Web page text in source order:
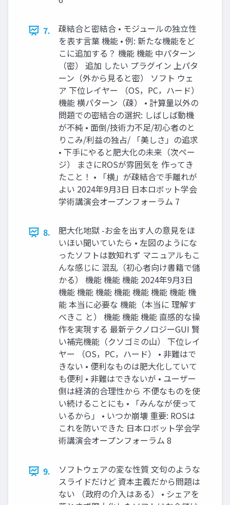
7.
疎結合と密結合 • モジュールの独立性
を表す言葉 機能 • 例: 新たな機能をど
こに追加する？ 機能 機能 中パターン
（密） 追加 したい プラグイン 上パタ
ーン（外から見ると密） ソフト ウェ
ア 下位レイヤー （OS，PC，ハード）
機能 横パターン（疎） • 計算量以外の
問題での密結合の選択: しばしば動機
が不純 • 面倒/技術力不足/初心者のと
りこみ/利益の独占/ 「美しさ」の追求
• 下手にやると肥大化の未来（次ペー
ジ） まさにROSが雰囲気を 作ってき
たこと！ • 「横」が疎結合で手離れが
よい 2024年9月3日 日本ロボット学会
学術講演会オープンフォーラム 7
8.
肥大化地獄 -お金を出す人の意見をほ
いほい聞いていたら • 左図のようにな
ったソフトは数知れず マニュアルもこ
んな感じに 混乱（初心者向け書籍で儲
かる） 機能 機能 機能 2024年9月3日
機能 機能 機能 機能 機能 機能 機能 機
能 本当に必要な 機能（本当に 理解す
べきこ と） 機能 機能 機能 直感的な操
作を実現する 最新テクノロジーGUI 賢
い補完機能（クソゴミの山） 下位レイ
ヤー （OS，PC，ハード） • 非難はで
きない • 便利なものは肥大化していて
も便利 • 非難はできないが • ユーザー
側は経済的合理性から 不便なものを使
い続けることにも • 「みんなが使って
いるから」 • いつか崩壊 重要: ROSは
これを防いできた 日本ロボット学会学
術講演会オープンフォーラム 8
9.
ソフトウェアの変な性質 文句のような
スライドだけど 資本主義だから問題は
ない （政府の介入はある） • シェアを